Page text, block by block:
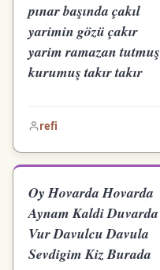
pınar başında çakıl
yarimin gözü çakır
yarim ramazan tutmuş
kurumuş takır takır
refi
Oy Hovarda Hovarda
Aynam Kaldi Duvarda
Vur Davulcu Davula
Sevdigim Kiz Burada